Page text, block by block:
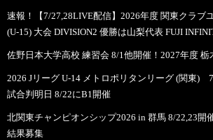
速報！【7/27,28LIVE配信】2026年度 関東クラブ
(U-15) 大会 DIVISION2 優勝は山梨代表 FUJI
佐野日本大学高校 練習会 8/1他開催！2027年度 栃
2026 Jリーグ U-14 メトロポリタンリーグ (関東)
試合判明日 8/22にB1開催
北関東チャンピオンシップ2026 in 群馬 8/22,23開
結果募集